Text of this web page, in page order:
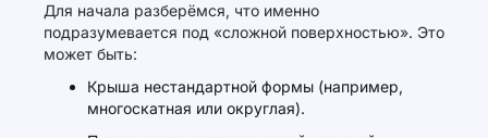
Для начала разберёмся, что именно
подразумевается под «сложной поверхностью». Это
может быть:
Крыша нестандартной формы (например,
многоскатная или округлая).